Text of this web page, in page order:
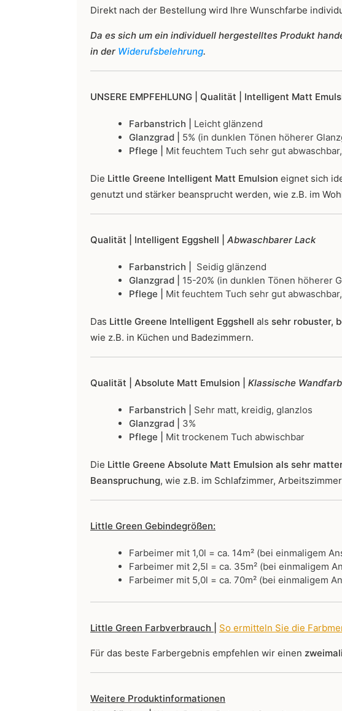
Direkt nach der Bestellung wird Ihre Wunschfarbe
Da es sich um ein individuell hergestelltes Produkt
in der Widerufsbelehrung.
UNSERE EMPFEHLUNG | Qualität | Intelligent Matt
Farbanstrich | Leicht glänzend
Glanzgrad | 5% (in dunklen Tönen höherer
Pflege |
Mit feuchtem Tuch sehr gut
Die Little Greene Intelligent Matt Emulsion eignet sich
genutzt und stärker beansprucht werden, wie z.B. im
Qualität | Intelligent Eggshell | Abwaschbarer Lack
Farbanstrich | Seidig glänzend
Glanzgrad |
15-20% (in dunklen Tönen höherer
Pflege |
Mit feuchtem Tuch sehr gut
Das Little Greene Intelligent Eggshell als sehr robuster,
wie z.B. in Küchen und Badezimmern.
Qualität | Absolute Matt Emulsion | Klassische
Farbanstrich | Sehr matt, kreidig, glanzlos
Glanzgrad | 3%
Pflege | Mit trockenem Tuch abwischbar
Die Little Greene Absolute Matt Emulsion als sehr
Beanspruchung, wie z.B. im Schlafzimmer,
Little Green Gebindegrößen:
Farbeimer mit 1,0l = ca. 14m² (bei einmaligem
Farbeimer mit 2,5l = ca. 35m² (bei einmaligem
Farbeimer mit 5,0l = ca. 70m² (bei einmaligem
Little Green Farbverbrauch | So ermitteln Sie die
Für das beste Farbergebnis empfehlen wir einen
Weitere Produktinformationen